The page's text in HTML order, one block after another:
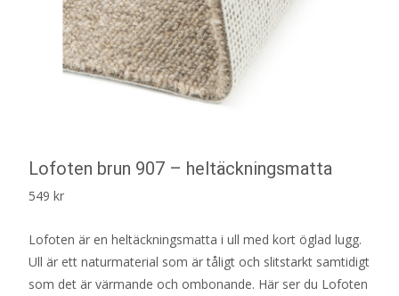
Lofoten brun 907 – heltäckningsmatta
549 kr
Lofoten är en heltäckningsmatta i ull med kort öglad lugg.
Ull är ett naturmaterial som är tåligt och slitstarkt samtidigt
som det är värmande och ombonande. Här ser du Lofoten